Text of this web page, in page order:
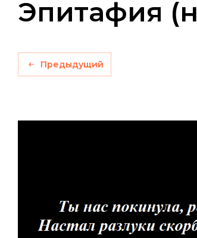
Эпитафия
Предыдущий